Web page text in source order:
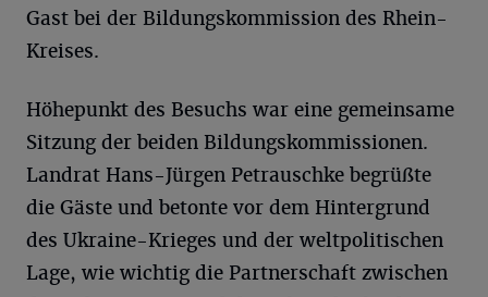
Gast bei der Bildungskommission des Rhein-
Kreises.
Höhepunkt des Besuchs war eine gemeinsame
Sitzung der beiden Bildungskommissionen.
Landrat Hans-Jürgen Petrauschke begrüßte
die Gäste und betonte vor dem Hintergrund
des Ukraine-Krieges und der weltpolitischen
Lage, wie wichtig die Partnerschaft zwischen